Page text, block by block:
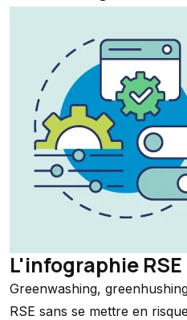
L'infographie
Greenwashing,
RSE sans se mettre en